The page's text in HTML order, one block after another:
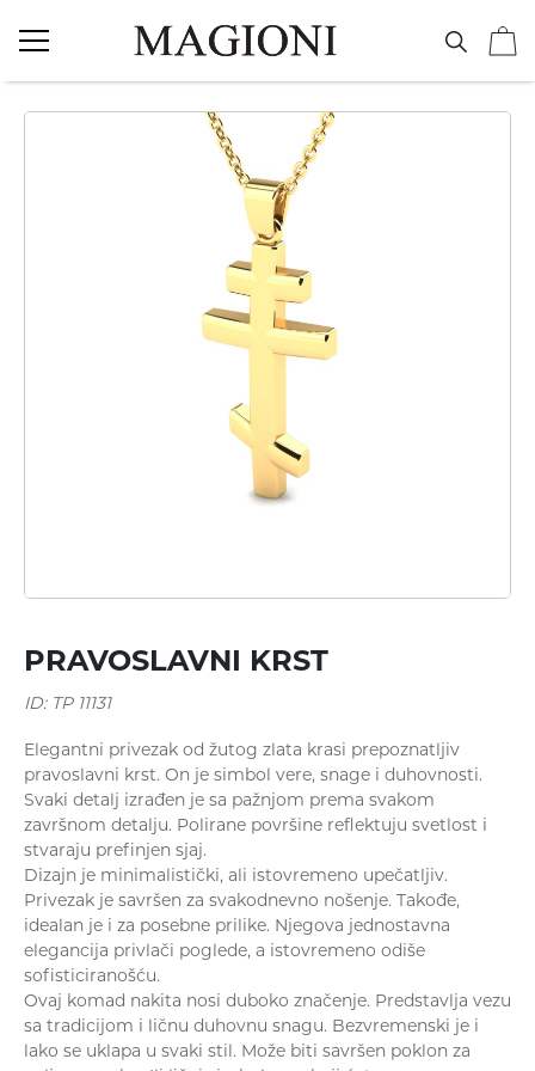
Ogrlice
PRAVOSLAVNI KRST
Elegantni privezak od žutog zlata krasi prepoznatljiv
pravoslavni krst. On je simbol vere, snage i duhovnosti.
Svaki detalj izrađen je sa pažnjom prema svakom
završnom detalju. Polirane površine reflektuju svetlost i
stvaraju prefinjen sjaj.
Dizajn je minimalistički, ali istovremeno upečatljiv.
Privezak je savršen za svakodnevno nošenje. Takođe,
idealan je i za posebne prilike. Njegova jednostavna
elegancija privlači poglede, a istovremeno odiše
sofisticiranošću.
Ovaj komad nakita nosi duboko značenje. Predstavlja vezu
sa tradicijom i ličnu duhovnu snagu. Bezvremenski je i
lako se uklapa u svaki stil. Može biti savršen poklon za
ID: TP 11131